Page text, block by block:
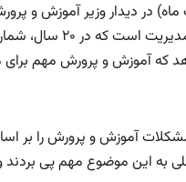
اردیبهشت ماه) در دیدار وزیر
نمونه کشور در سخنانی گفت: یکی از رنج‌های
انی وضعیت نشان می دهد که آموزش و
آموزش و پرورش را بر
به این موضوع مهم پی